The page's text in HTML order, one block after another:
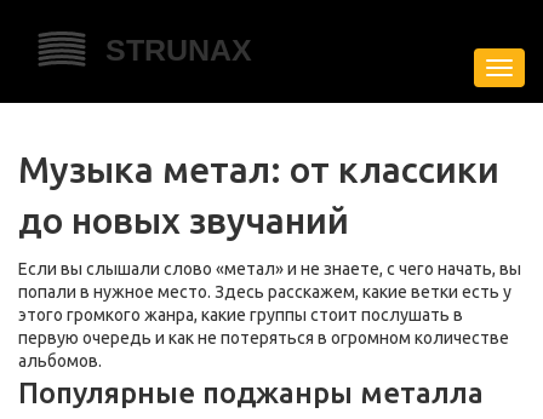
Музыка метал: от классики
до новых звучаний
Если вы слышали слово «метал» и не знаете, с чего начать, вы
попали в нужное место. Здесь расскажем, какие ветки есть у
этого громкого жанра, какие группы стоит послушать в
первую очередь и как не потеряться в огромном количестве
альбомов.
Популярные поджанры металла